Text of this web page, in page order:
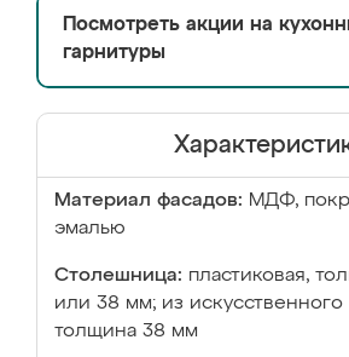
Посмотреть акции на
гарнитуры
Материал фасадов: МДФ,
эмалью
Столешница: пластиковая,
или 38 мм; из искусственного
толщина 38 мм